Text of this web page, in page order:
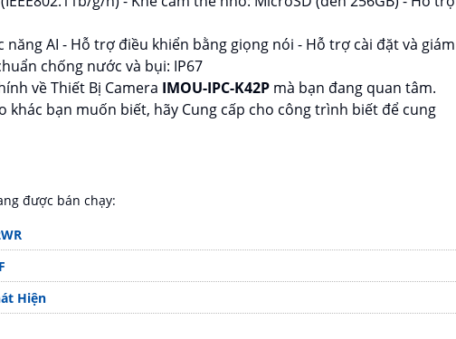
AI - Hỗ trợ điều khiển bằng giọng nói - Hỗ trợ cài đặt và giám
chống nước và bụi: IP67
về Thiết Bị Camera IMOU-IPC-K42P mà bạn đang quan tâm.
khác bạn muốn biết, hãy Cung cấp cho công trình biết để cung
được bán chạy:
Hiện